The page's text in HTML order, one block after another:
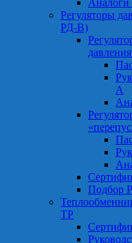
Регуляторы
РД-В)
А
Подбор
ТР